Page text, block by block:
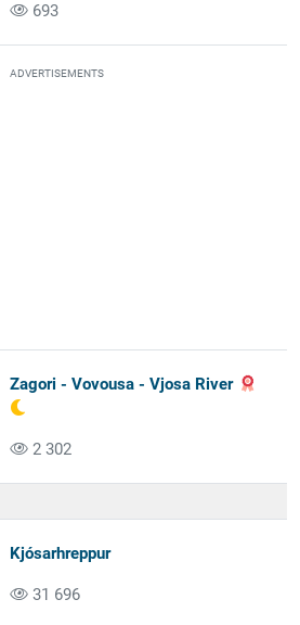
693
ADVERTISEMENTS
Zagori - Vovousa - Vjosa River
2 302
Kjósarhreppur
31 696